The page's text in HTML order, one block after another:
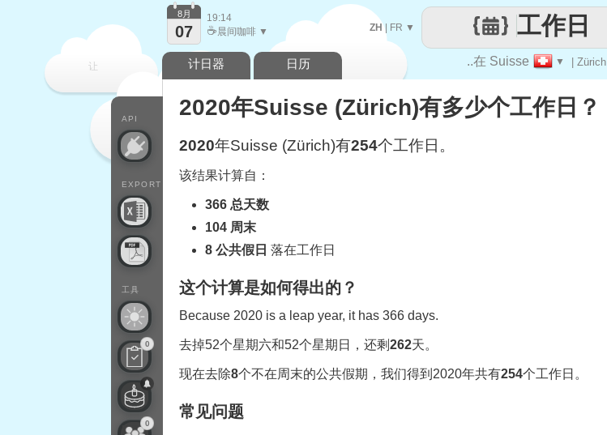
让
每一天
..在 Suisse ▼ | Zürich
工作日
ZH | FR ▼
API
EXPORT
工具
0
0
8月
07
19:14
☕晨间咖啡 ▼
计日器 日历
2020年Suisse (Zürich)有多少个工作日？
2020年Suisse (Zürich)有254个工作日。
该结果计算自：
366 总天数
104 周末
8 公共假日 落在工作日
这个计算是如何得出的？
Because 2020 is a leap year, it has 366 days.
去掉52个星期六和52个星期日，还剩262天。
现在去除8个不在周末的公共假期，我们得到2020年共有254个工作日。
常见问题